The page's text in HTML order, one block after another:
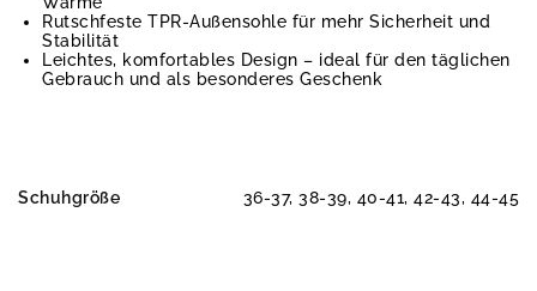
Rutschfeste TPR-Außensohle für mehr Sicherheit und
Stabilität
Leichtes, komfortables Design – ideal für den täglichen
Gebrauch und als besonderes Geschenk
Schuhgröße 36-37, 38-39, 40-41, 42-43, 44-45